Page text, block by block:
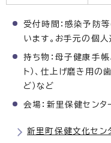
受付時間：感染予防
います。お手元の個
持ち物：母子健康手帳
ト）、仕上げ磨き用の
ど）など
会場：新里保健センタ
新里町保健文化セ